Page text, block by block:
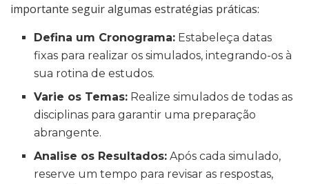
importante seguir algumas estratégias práticas:
Defina um Cronograma: Estabeleça datas
fixas para realizar os simulados, integrando-os à
sua rotina de estudos.
Varie os Temas: Realize simulados de todas as
disciplinas para garantir uma preparação
abrangente.
Analise os Resultados: Após cada simulado,
reserve um tempo para revisar as respostas,